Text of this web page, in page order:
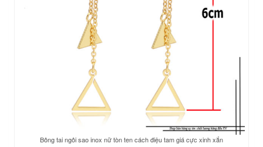
Bông tai ngôi sao inox nữ tòn ten cách điệu tam giá cực xinh xắn